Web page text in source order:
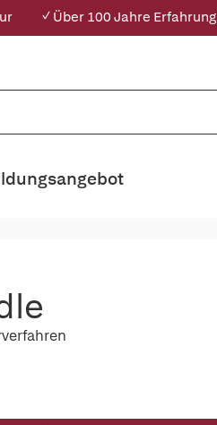
✓ Über 100 Jahre Erfahrung